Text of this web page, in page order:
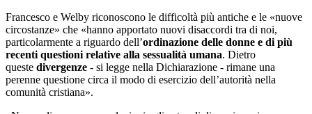
Francesco e Welby riconoscono le difficoltà più antiche e le «nuove
circostanze» che «hanno apportato nuovi disaccordi tra di noi,
particolarmente a riguardo dell’ordinazione delle donne e di più
recenti questioni relative alla sessualità umana. Dietro
queste divergenze - si legge nella Dichiarazione - rimane una
perenne questione circa il modo di esercizio dell’autorità nella
comunità cristiana».